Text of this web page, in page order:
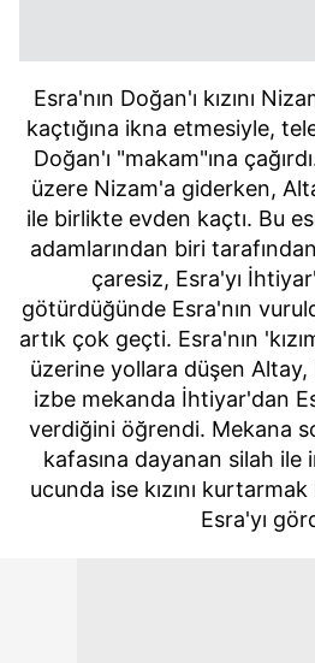
Esra'nın Doğan'ı kızını
kaçtığına ikna etmesiyle,
Doğan'ı "makam"ına
üzere Nizam'a giderken,
ile birlikte evden kaçtı. Bu
adamlarından biri
çaresiz, Esra'yı
götürdüğünde Esra'nın
artık çok geçti. Esra'nın
üzerine yollara düşen Altay,
izbe mekanda İhtiyar'dan
verdiğini öğrendi. Mekana
kafasına dayanan silah ile
ucunda ise kızını
Esra'yı